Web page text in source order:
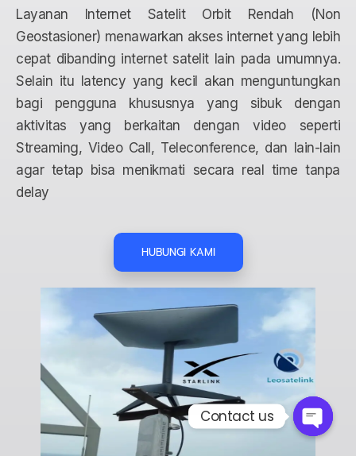
Layanan Internet Satelit Orbit Rendah (Non
Geostasioner) menawarkan akses internet yang lebih
cepat dibanding internet satelit lain pada umumnya.
Selain itu latency yang kecil akan menguntungkan
bagi pengguna khususnya yang sibuk dengan
aktivitas yang berkaitan dengan video seperti
Streaming, Video Call, Teleconference, dan lain-lain
agar tetap bisa menikmati secara real time tanpa
delay
HUBUNGI KAMI
Contact us